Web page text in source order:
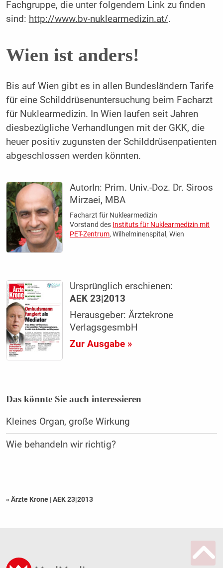
Fachgruppe, die unter folgendem Link zu finden
sind: http://www.bv-nuklearmedizin.at/.
Wien ist anders!
Bis auf Wien gibt es in allen Bundesländern Tarife
für eine Schilddrüsenuntersuchung beim Facharzt
für Nuklearmedizin. In Wien laufen seit Jahren
diesbezügliche Verhandlungen mit der GKK, die
heuer positiv zugunsten der Schilddrüsenpatienten
abgeschlossen werden könnten.
AutorIn: Prim. Univ.-Doz. Dr. Siroos
Mirzaei, MBA
Facharzt für Nuklearmedizin
Vorstand des Instituts für Nuklearmedizin mit
PET-Zentrum, Wilhelminenspital, Wien
Ursprünglich erschienen:
AEK 23|2013
Herausgeber: Ärztekrone
VerlagsgesmbH
Zur Ausgabe »
Das könnte Sie auch interessieren
Kleines Organ, große Wirkung
Wie behandeln wir richtig?
« Ärzte Krone |AEK 23|2013